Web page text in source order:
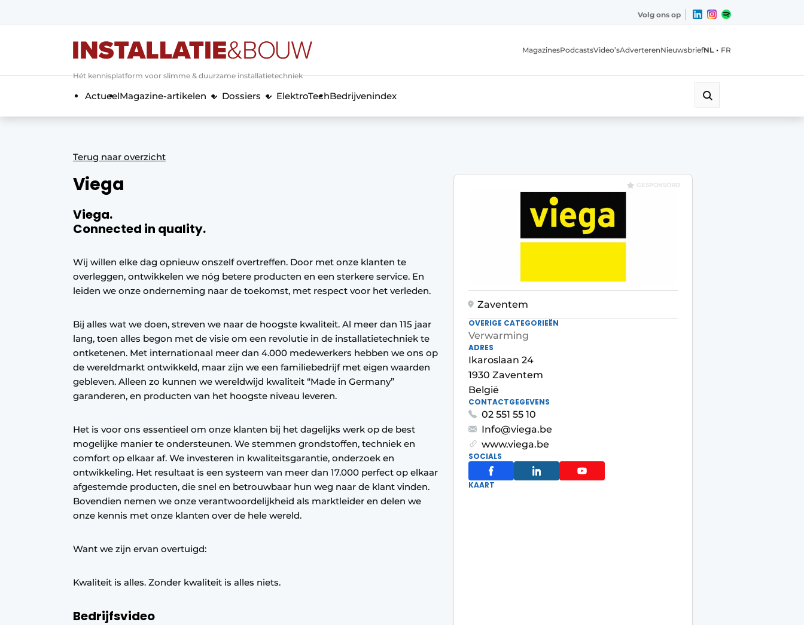
Algemene voorwaarden
Banner overzicht
BedrijvenAanmeldenBedankt voor de aanmelding
Bedrijven
Evenement aanmelden
Home
Nieuwsbrief
Privacy / Cookie statement
Vacature aanmelden
Video’s
Volg ons op
Hét kennisplatform voor slimme & duurzame installatietechniek
MagazinesPodcastsVideo’sAdverterenNieuwsbriefNL • FR
ActueelMagazine-artikelen Dossiers ElektroTechBedrijvenindex
Terug naar overzicht
Viega
Viega.
Connected in quality.
Wij willen elke dag opnieuw onszelf overtreffen. Door met onze klanten te
overleggen, ontwikkelen we nóg betere producten en een sterkere service. En
leiden we onze onderneming naar de toekomst, met respect voor het verleden.
Bij alles wat we doen, streven we naar de hoogste kwaliteit. Al meer dan 115 jaar
lang, toen alles begon met de visie om een revolutie in de installatietechniek te
ontketenen. Met internationaal meer dan 4.000 medewerkers hebben we ons op
de wereldmarkt ontwikkeld, maar zijn we een familiebedrijf met eigen waarden
gebleven. Alleen zo kunnen we wereldwijd kwaliteit “Made in Germany”
garanderen, en producten van het hoogste niveau leveren.
Het is voor ons essentieel om onze klanten bij het dagelijks werk op de best
mogelijke manier te ondersteunen. We stemmen grondstoffen, techniek en
comfort op elkaar af. We investeren in kwaliteitsgarantie, onderzoek en
ontwikkeling. Het resultaat is een systeem van meer dan 17.000 perfect op elkaar
afgestemde producten, die snel en betrouwbaar hun weg naar de klant vinden.
Bovendien nemen we onze verantwoordelijkheid als marktleider en delen we
onze kennis met onze klanten over de hele wereld.
Want we zijn ervan overtuigd:
Kwaliteit is alles. Zonder kwaliteit is alles niets.
Bedrijfsvideo
GESPONSORD
Zaventem
OVERIGE CATEGORIEËN
Verwarming
ADRES
Ikaroslaan 24
1930 Zaventem
België
CONTACTGEGEVENS
02 551 55 10
Info@viega.be
www.viega.be
SOCIALS
KAART